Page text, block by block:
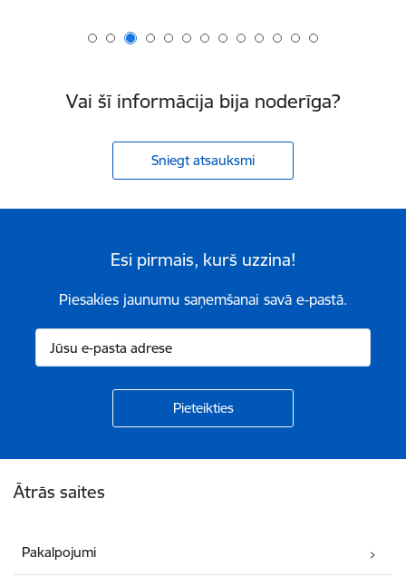
Vai šī informācija bija noderīga?
Sniegt atsauksmi
Esi pirmais, kurš uzzina!
Piesakies jaunumu saņemšanai savā e-pastā.
Ātrās saites
Pakalpojumi